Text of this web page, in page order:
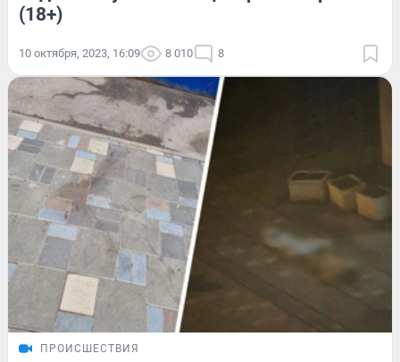
(18+)
10 октября, 2023, 16:09 8 010 8
ПРОИСШЕСТВИЯ